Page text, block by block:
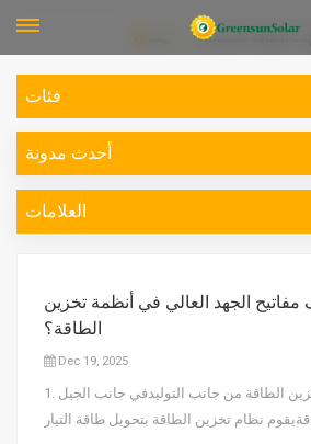
الطاقة الشمسية
فئات
أحدث مدونة
العلامات
الجهد العالي في أنظمة تخزين
الطاقة؟
Dec 19, 2025
1. التطبيق في أنظمة تخزين الطاقة من جانب التوليدفي جانب الجيل
نظام تخزين الطاقة بتحويل طاقة التيار